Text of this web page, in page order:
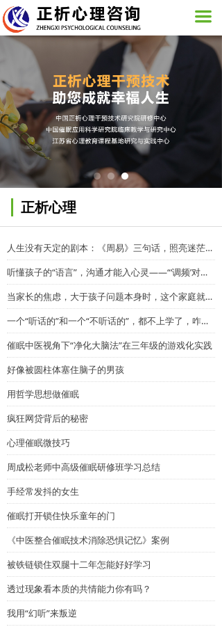
끀
网站首页
关于我们
活动展示
图片新闻
心理咨询服务
培训课程
正析心理
人生没有天定的剧本：《周易》三句话，照亮迷茫中的你
听懂孩子的“语言”，沟通才能入心灵——“‘调频’对话：与孩子实现‘同频’沟通的科学”
当家长的焦虑，大于孩子问题本身时，这个家庭就已陷入系统性的内耗。
一个“听话的”和一个“不听话的”，都不上学了，咋回事？
催眠中医视角下“净化大脑法”在三年级的游戏化实践
好像被圆柱体塞住脑子的男孩
用哲学思想做催眠
疯狂网贷背后的秘密
心理催眠微技巧
周成松老师中高级催眠研修班学习总结
手经常发抖的女生
催眠打开锁住快乐童年的门
《中医整合催眠技术消除恐惧记忆》案例
被铁链锁住双腿十二年怎能好好学习
透过现象看本质的共情能力你有吗？
我用“幻听”来叛逆
正析心理